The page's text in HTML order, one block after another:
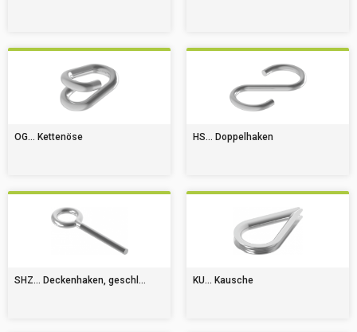
OG... Kettenöse HS... Doppelhaken
SHZ... Deckenhaken, geschl... KU... Kausche